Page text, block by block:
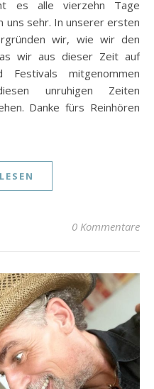
es alle vierzehn Tage
uns sehr. In unserer ersten
wir, wie wir den
wir aus dieser Zeit auf
Festivals mitgenommen
unruhigen Zeiten
Danke fürs Reinhören
0 Kommentare